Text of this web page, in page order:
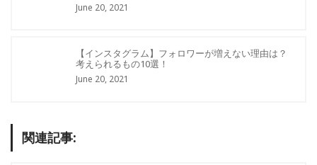
June 20, 2021
【インスタグラム】フォロワーが増えない理由は？
考えられるもの10選！
June 20, 2021
関連記事: